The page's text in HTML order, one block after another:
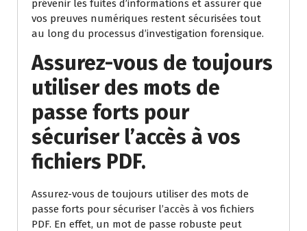
prévenir les fuites d’informations et assurer que
vos preuves numériques restent sécurisées tout
au long du processus d’investigation forensique.
Assurez-vous de toujours
utiliser des mots de
passe forts pour
sécuriser l’accès à vos
fichiers PDF.
Assurez-vous de toujours utiliser des mots de
passe forts pour sécuriser l’accès à vos fichiers
PDF. En effet, un mot de passe robuste peut